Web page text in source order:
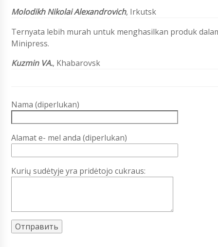
Molodikh Nikolai Alexandrovich, Irkutsk
Ternyata lebih murah untuk menghasilkan produk
Minipress.
Kuzmin VA., Khabarovsk
Nama (diperlukan)
Alamat e- mel anda (diperlukan)
Kurių sudėtyje yra pridėtojo cukraus: